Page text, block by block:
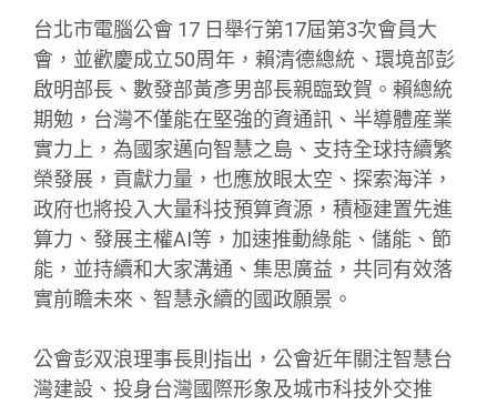
台北市電腦公會 17 日舉行第17屆第3次會員大
會，並歡慶成立50周年，賴清德總統、環境部彭
啟明部長、數發部黃彥男部長親臨致賀。賴總統
期勉，台灣不僅能在堅強的資通訊、半導體産業
實力上，為國家邁向智慧之島、支持全球持續繁
榮發展，貢獻力量，也應放眼太空、探索海洋，
政府也將投入大量科技預算資源，積極建置先進
算力、發展主權AI等，加速推動綠能、儲能、節
能，並持續和大家溝通、集思廣益，共同有效落
實前瞻未來、智慧永續的國政願景。
公會彭双浪理事長則指出，公會近年關注智慧台
灣建設、投身台灣國際形象及城市科技外交推